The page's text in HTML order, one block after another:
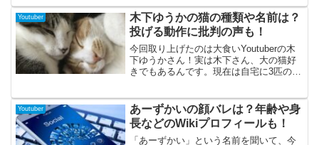
日常をまったりと伝えてくれています。
過去...
Youtuber
木下ゆうかの猫の種類や名前は？
投げる動作に批判の声も！
今回取り上げたのは大食いYoutuberの木
下ゆうかさん！実は木下さん、大の猫好
きでもあるんです。現在は自宅に3匹の猫
ていました。今回はその真相に迫ってみ
たいと思います。
Youtuber
あーずかいの顔バレは？年齢や身
長などのWikiプロフィールも！
「あーずかい」という名前を聞いて、今